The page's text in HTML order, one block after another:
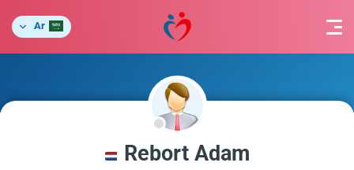
Ar
Rebort Adam